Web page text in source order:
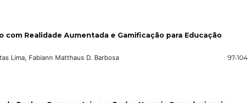
com Realidade Aumentada e Gamificação para Educação
Lima, Fabiann Matthaus D. Barbosa 97-104